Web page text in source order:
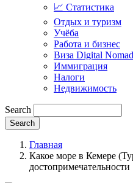
📈 Статистика
Отдых и туризм
Учёба
Работа и бизнес
Виза Digital Nomad
Иммиграция
Налоги
Недвижимость
Search
Главная
Какое море в Кемере
достопримечательности